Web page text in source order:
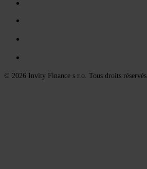
© 2026 Invity Finance s.r.o. Tous droits réservés.